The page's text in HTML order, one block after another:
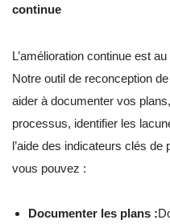
continue
L’amélioration continue est
Notre outil de reconception
aider à documenter vos
processus, identifier les
l’aide des indicateurs clés
vous pouvez :
Documenter les plans :